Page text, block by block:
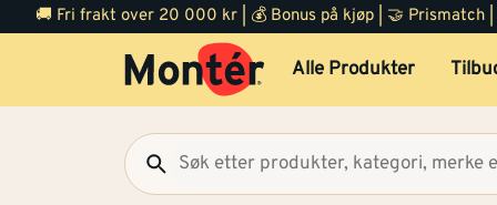
🚚 Fri frakt over 20 000 kr | 💰 Bonus på kjøp | 🤝 Prismatch
Alle Produkter